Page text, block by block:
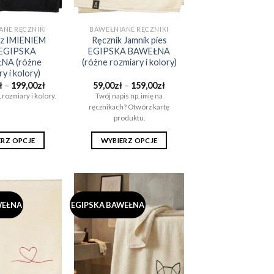
produktu
produktu
RĘCZNIKI
IMIENIEM
(różne
i kolory)
– 199,00złZakres
cen:
od
rozmiary i kolory.
OPCJE
ma
wiele
wariantów.
wybrać
BAWEŁNIANE RĘCZNIKI
Ręcznik Jamnik pies
EGIPSKA BAWEŁNA
(różne rozmiary i kolory)
59,00zł – 159,00złZakres
59,00zł
Twój napis np. imię na
ręcznikach? Otwórz kartę
produktu.
WYBIERZ OPCJE
wiele
wariantów.
Opcje
można
wybrać
EGIPSKA BAWEŁNA